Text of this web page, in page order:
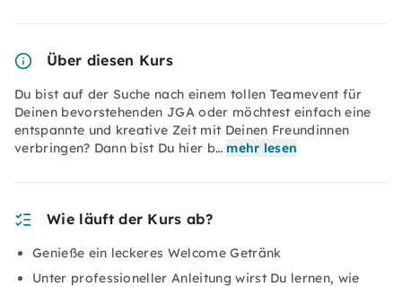
Über diesen Kurs
Du bist auf der Suche nach einem tollen Teamevent für
Deinen bevorstehenden JGA oder möchtest einfach eine
entspannte und kreative Zeit mit Deinen Freundinnen
verbringen? Dann bist Du hier b… mehr lesen
Wie läuft der Kurs ab?
Genieße ein leckeres Welcome Getränk
Unter professioneller Anleitung wirst Du lernen, wie